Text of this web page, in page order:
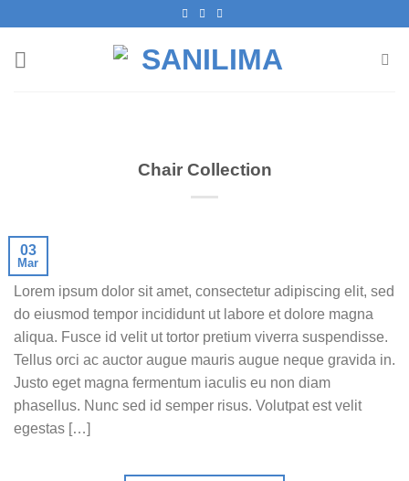
content
Chair Collection
03
Mar
Lorem ipsum dolor sit amet, consectetur adipiscing elit, sed
do eiusmod tempor incididunt ut labore et dolore magna
aliqua. Fusce id velit ut tortor pretium viverra suspendisse.
Tellus orci ac auctor augue mauris augue neque gravida in.
Justo eget magna fermentum iaculis eu non diam
phasellus. Nunc sed id semper risus. Volutpat est velit
egestas […]